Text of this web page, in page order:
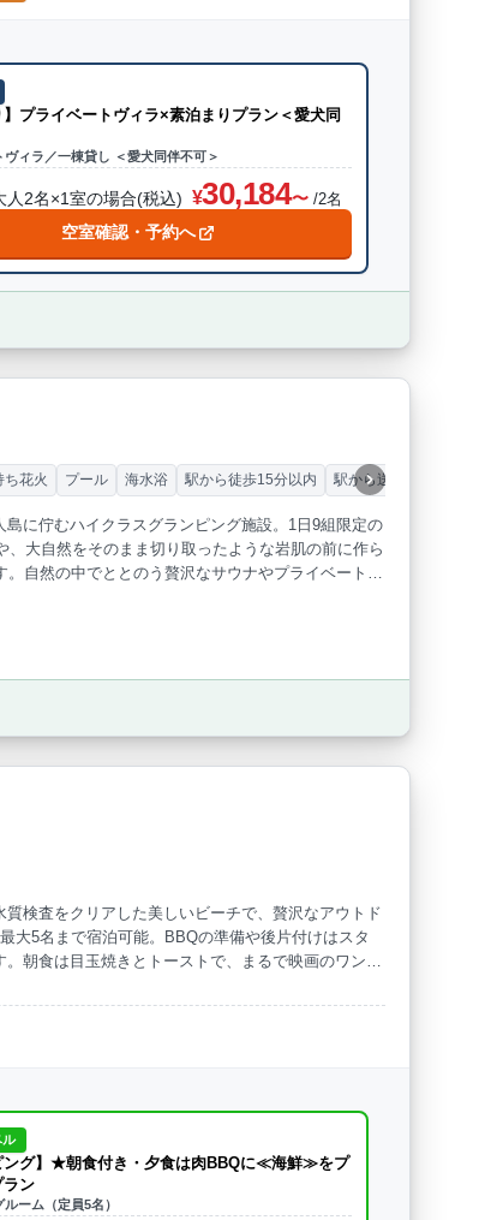
】プライベートヴィラ×素泊まりプラン＜愛犬同
ヴィラ／一棟貸し ＜愛犬同伴不可＞
人2名×1室の場合(税込) 30,184 /2名
空室確認・予約へ
に佇むハイクラスグランピング施設。1日9組限定の
大自然をそのまま切り取ったような岩肌の前に作ら
自然の中でととのう贅沢なサウナやプライベートビ
ち花火 プール 海水浴 駅から徒歩15分以内 駅から送迎あり
検査をクリアした美しいビーチで、贅沢なアウトド
大5名まで宿泊可能。BBQの準備や後片付けはスタ
朝食は目玉焼きとトーストで、まるで映画のワンシ
ル
ング】★朝食付き・夕食は肉BBQに≪海鮮≫をプ
ン
ーム（定員5名）